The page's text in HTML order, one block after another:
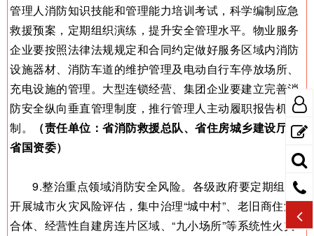
管理人消防知识技能和管理能力培训考试，科学编制应急
救援预案，定期组织演练，提升安全管理水平。物业服务
企业要按照法律法规规定和合同约定做好服务区域内消防
设施器材、消防车道的维护管理及电动自行车停放场所、
充电设施的管理。大型连锁经营、集团企业要建立完善消
防安全纵向垂直管理制度，推行管理人主动履职报告机
制。
（责任单位：省消防救援总队、省住房城乡建设厅、
省国资委）
9.整治重点领域消防安全风险。各级政府要定期组织
开展城市火灾风险评估，集中治理“城中村”、老旧商住混
合体、经营性自建房连片区域、“九小场所”等系统性火灾